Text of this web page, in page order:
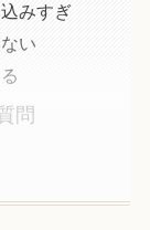
みすぎ
い
問